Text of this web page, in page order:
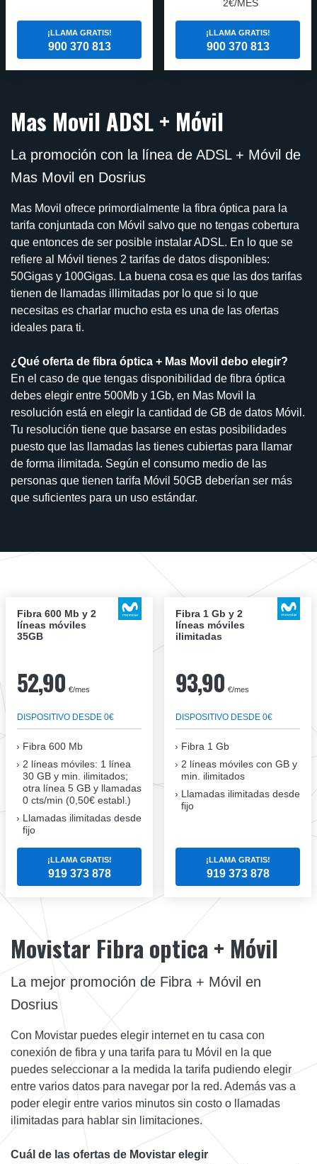
¡LLAMA GRATIS!
900 370 813
2€/MES
¡LLAMA GRATIS!
900 370 813
Mas Movil ADSL + Móvil
La promoción con la línea de ADSL + Móvil de
Mas Movil en Dosrius
Mas Movil ofrece primordialmente la fibra óptica para la
tarifa conjuntada con Móvil salvo que no tengas cobertura
que entonces de ser posible instalar ADSL. En lo que se
refiere al Móvil tienes 2 tarifas de datos disponibles:
50Gigas y 100Gigas. La buena cosa es que las dos tarifas
tienen de llamadas illimitadas por lo que si lo que
necesitas es charlar mucho esta es una de las ofertas
ideales para ti.
¿Qué oferta de fibra óptica + Mas Movil debo elegir?
En el caso de que tengas disponibilidad de fibra óptica
debes elegir entre 500Mb y 1Gb, en Mas Movil la
resolución está en elegir la cantidad de GB de datos Móvil.
Tu resolución tiene que basarse en estas posibilidades
puesto que las llamadas las tienes cubiertas para llamar
de forma ilimitada. Según el consumo medio de las
personas que tienen tarifa Móvil 50GB deberían ser más
que suficientes para un uso estándar.
Fibra 600 Mb y 2
líneas móviles
35GB
52,90 €/mes
DISPOSITIVO DESDE 0€
Fibra 600 Mb
2 líneas móviles: 1 línea
30 GB y min. ilimitados;
otra línea 5 GB y llamadas
0 cts/min (0,50€ establ.)
Llamadas ilimitadas desde
fijo
¡LLAMA GRATIS!
919 373 878
Fibra 1 Gb y 2
líneas móviles
ilimitadas
93,90 €/mes
DISPOSITIVO DESDE 0€
Fibra 1 Gb
2 líneas móviles con GB y
min. ilimitados
Llamadas ilimitadas desde
fijo
¡LLAMA GRATIS!
919 373 878
Movistar Fibra optica + Móvil
La mejor promoción de Fibra + Móvil en
Dosrius
Con Movistar puedes elegir internet en tu casa con
conexión de fibra y una tarifa para tu Móvil en la que
puedes seleccionar a la medida la tarifa pudiendo elegir
entre varios datos para navegar por la red. Además vas a
poder elegir entre varios minutos sin costo o llamadas
ilimitadas para hablar sin limitaciones.
Cuál de las ofertas de Movistar elegir